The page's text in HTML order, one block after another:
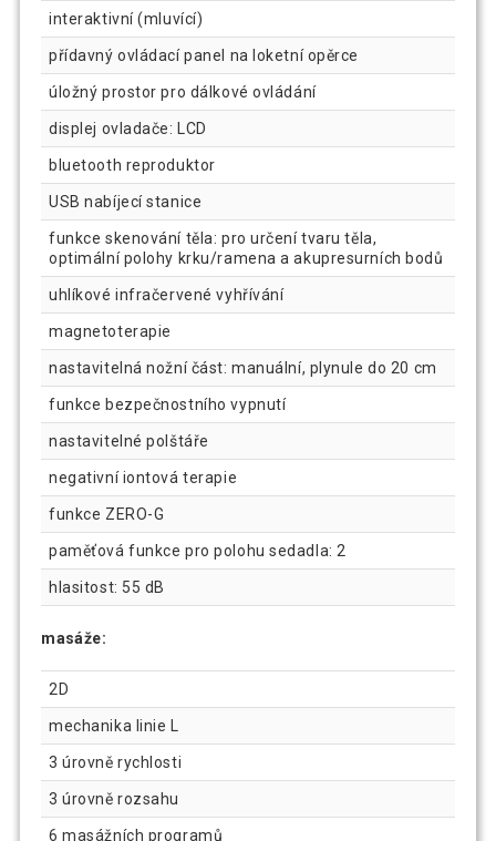
interaktivní (mluvící)
přídavný ovládací panel na loketní opěrce
úložný prostor pro dálkové ovládání
displej ovladače: LCD
bluetooth reproduktor
USB nabíjecí stanice
funkce skenování těla: pro určení tvaru těla,
optimální polohy krku/ramena a akupresurních bodů
uhlíkové infračervené vyhřívání
magnetoterapie
nastavitelná nožní část: manuální, plynule do 20 cm
funkce bezpečnostního vypnutí
nastavitelné polštáře
negativní iontová terapie
funkce ZERO-G
paměťová funkce pro polohu sedadla: 2
hlasitost: 55 dB
masáže:
2D
mechanika linie L
3 úrovně rychlosti
3 úrovně rozsahu
6 masážních programů